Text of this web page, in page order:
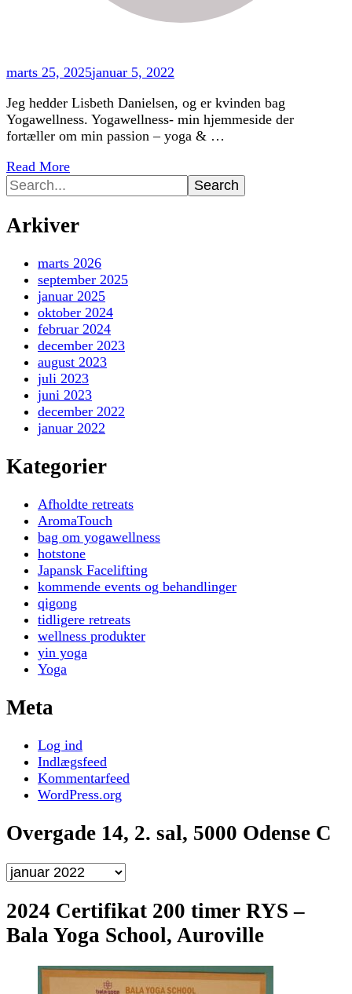
marts 25, 2025januar 5, 2022
Jeg hedder Lisbeth Danielsen, og er kvinden bag
Yogawellness. Yogawellness- min hjemmeside der
fortæller om min passion – yoga & …
Read More
Search
for:
Arkiver
marts 2026
september 2025
januar 2025
oktober 2024
februar 2024
december 2023
august 2023
juli 2023
juni 2023
december 2022
januar 2022
Kategorier
Afholdte retreats
AromaTouch
bag om yogawellness
hotstone
Japansk Facelifting
kommende events og behandlinger
qigong
tidligere retreats
wellness produkter
yin yoga
Yoga
Meta
Log ind
Indlægsfeed
Kommentarfeed
WordPress.org
Overgade 14, 2. sal, 5000 Odense C
Overgade
14,
2.
sal,
5000
2024 Certifikat 200 timer RYS –
Bala Yoga School, Auroville